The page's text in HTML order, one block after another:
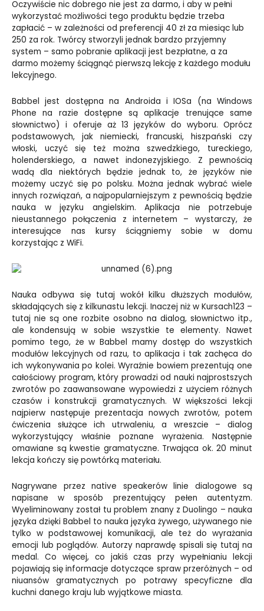
Oczywiście nic dobrego nie jest za darmo, i aby w pełni
wykorzystać możliwości tego produktu będzie trzeba
zapłacić – w zależności od preferencji 40 zł za miesiąc lub
250 za rok. Twórcy stworzyli jednak bardzo przyjemny
system – samo pobranie aplikacji jest bezpłatne, a za
darmo możemy ściągnąć pierwszą lekcję z każdego modułu
lekcyjnego.
Babbel jest dostępna na Androida i IOSa (na Windows
Phone na razie dostępne są aplikacje trenujące same
słownictwo) i oferuje aż 13 języków do wyboru. Oprócz
podstawowych, jak niemiecki, francuski, hiszpański czy
włoski, uczyć się też można szwedzkiego, tureckiego,
holenderskiego, a nawet indonezyjskiego. Z pewnością
wadą dla niektórych będzie jednak to, że języków nie
możemy uczyć się po polsku. Można jednak wybrać wiele
innych rozwiązań, a najpopularniejszym z pewnością będzie
nauka w języku angielskim. Aplikacja nie potrzebuje
nieustannego połączenia z internetem – wystarczy, że
interesujące nas kursy ściągniemy sobie w domu
korzystając z WiFi.
Nauka odbywa się tutaj wokół kilku dłuższych modułów,
składających się z kilkunastu lekcji. Inaczej niż w Kursach123 –
tutaj nie są one rozbite osobno na dialog, słownictwo itp.,
ale kondensują w sobie wszystkie te elementy. Nawet
pomimo tego, że w Babbel mamy dostęp do wszystkich
modułów lekcyjnych od razu, to aplikacja i tak zachęca do
ich wykonywania po kolei. Wyraźnie bowiem prezentują one
całościowy program, który prowadzi od nauki najprostszych
zwrotów po zaawansowane wypowiedzi z użyciem różnych
czasów i konstrukcji gramatycznych. W większości lekcji
najpierw następuje prezentacja nowych zwrotów, potem
ćwiczenia służące ich utrwaleniu, a wreszcie – dialog
wykorzystujący właśnie poznane wyrażenia. Następnie
omawiane są kwestie gramatyczne. Trwająca ok. 20 minut
lekcja kończy się powtórką materiału.
Nagrywane przez native speakerów linie dialogowe są
napisane w sposób prezentujący pełen autentyzm.
Wyeliminowany został tu problem znany z Duolingo – nauka
języka dzięki Babbel to nauka języka żywego, używanego nie
tylko w podstawowej komunikacji, ale też do wyrażania
emocji lub poglądów. Autorzy naprawdę spisali się tutaj na
medal. Co więcej, co jakiś czas przy wypełnianiu lekcji
pojawiają się informacje dotyczące spraw przeróżnych – od
niuansów gramatycznych po potrawy specyficzne dla
kuchni danego kraju lub wyjątkowe miasta.